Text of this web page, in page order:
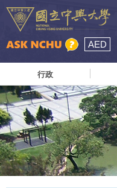
AED
行政